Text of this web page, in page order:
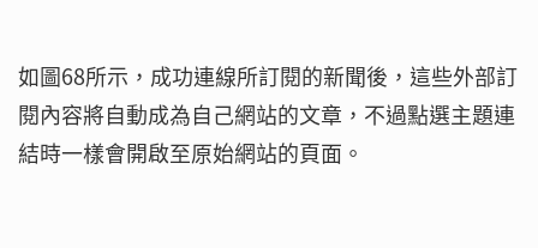
如圖68所示，成功連線所訂閱的新聞後，這些外部訂
閱內容將自動成為自己網站的文章，不過點選主題連
結時一樣會開啟至原始網站的頁面。